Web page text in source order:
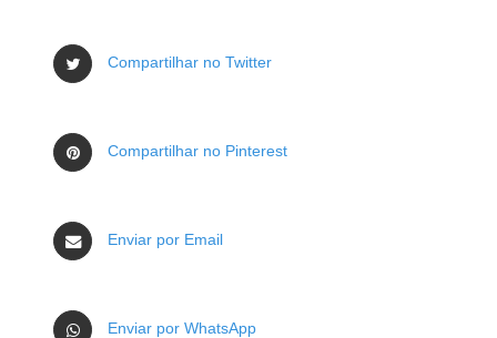
Compartilhar no Twitter
Compartilhar no Pinterest
Enviar por Email
Enviar por WhatsApp